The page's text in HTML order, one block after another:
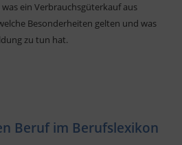
ein Verbrauchsgüterkauf aus
Besonderheiten gelten und was
zu tun hat.
Beruf im Berufslexikon